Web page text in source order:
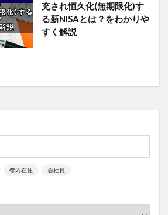
充され恒久化(無期限化)す
る新NISAとは？をわかりや
すく解説
都内在住 会社員